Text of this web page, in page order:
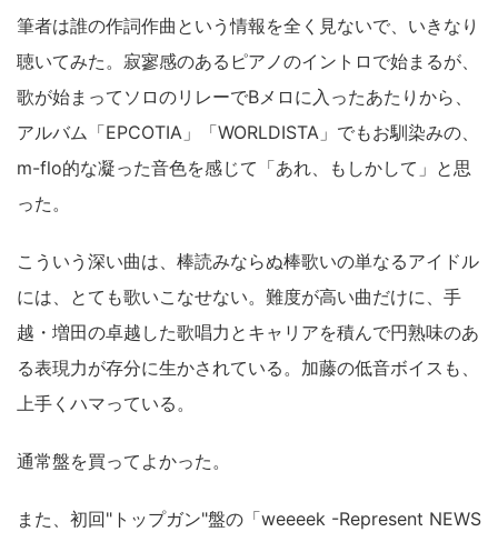
筆者は誰の作詞作曲という情報を全く見ないで、いきなり
聴いてみた。寂寥感のあるピアノのイントロで始まるが、
歌が始まってソロのリレーでBメロに入ったあたりから、
アルバム「EPCOTIA」「WORLDISTA」でもお馴染みの、
m-flo的な凝った音色を感じて「あれ、もしかして」と思
った。
こういう深い曲は、棒読みならぬ棒歌いの単なるアイドル
には、とても歌いこなせない。難度が高い曲だけに、手
越・増田の卓越した歌唱力とキャリアを積んで円熟味のあ
る表現力が存分に生かされている。加藤の低音ボイスも、
上手くハマっている。
通常盤を買ってよかった。
また、初回"トップガン"盤の「weeeek -Represent NEWS